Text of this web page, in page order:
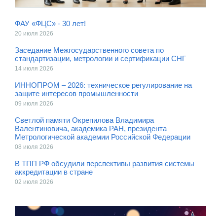
ФАУ «ФЦС» - 30 лет!
20 июля 2026
Заседание Межгосударственного совета по
стандартизации, метрологии и сертификации СНГ
14 июля 2026
ИННОПРОМ – 2026: техническое регулирование на
защите интересов промышленности
09 июля 2026
Светлой памяти Окрепилова Владимира
Валентиновича, академика РАН, президента
Метрологической академии Российской Федерации
08 июля 2026
В ТПП РФ обсудили перспективы развития системы
аккредитации в стране
02 июля 2026